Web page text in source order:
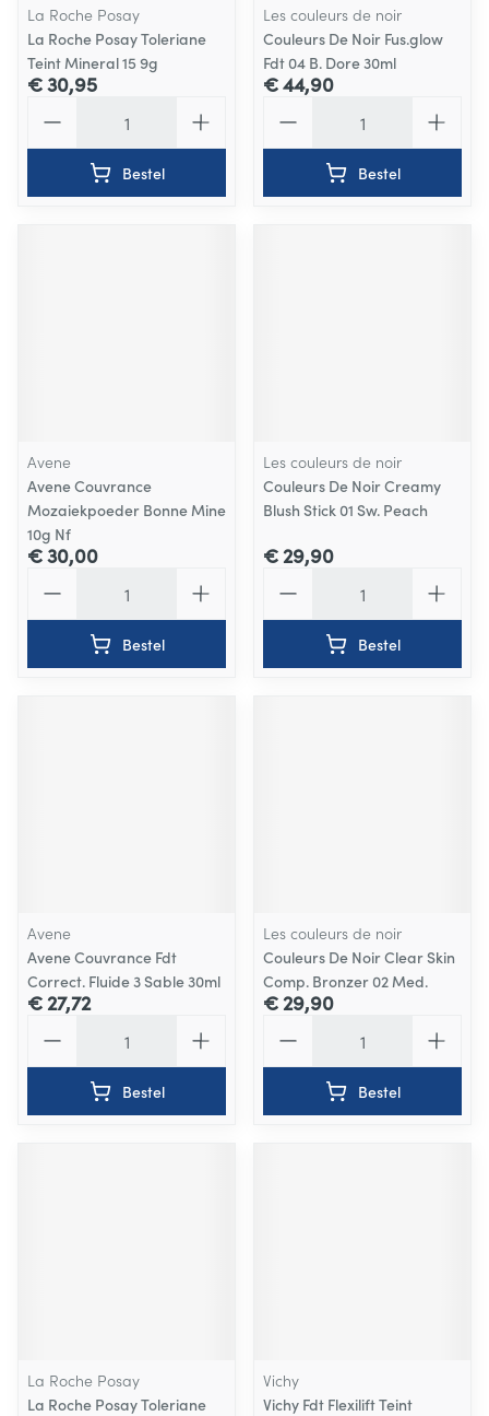
La Roche Posay
La Roche Posay Toleriane
Teint Mineral 15 9g
€ 30,95
Bestel
Les couleurs de noir
Couleurs De Noir Fus.glow
Fdt 04 B. Dore 30ml
€ 44,90
Bestel
Avene
Avene Couvrance
Mozaiekpoeder Bonne Mine
10g Nf
€ 30,00
Bestel
Les couleurs de noir
Couleurs De Noir Creamy
Blush Stick 01 Sw. Peach
€ 29,90
Bestel
Avene
Avene Couvrance Fdt
Correct. Fluide 3 Sable 30ml
€ 27,72
Bestel
Les couleurs de noir
Couleurs De Noir Clear Skin
Comp. Bronzer 02 Med.
€ 29,90
Bestel
La Roche Posay
La Roche Posay Toleriane
Vichy
Vichy Fdt Flexilift Teint